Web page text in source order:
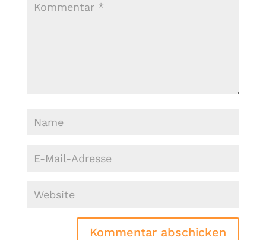
Kommentar abschicken